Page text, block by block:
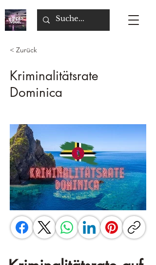
< Zurück
Kriminalitätsrate
Dominica